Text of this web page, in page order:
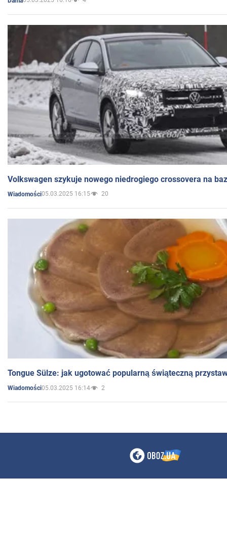
Volkswagen szykuje nowego niedrogiego crossovera na
Wiadomości05.03.2025 16:15 20
Tongue Sülze: jak ugotować popularną świąteczną
Wiadomości05.03.2025 16:14 2